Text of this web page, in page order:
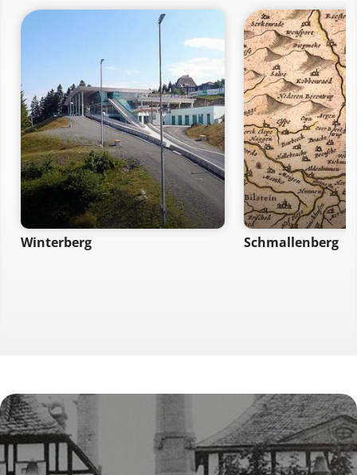
Winterberg Schmallenberg